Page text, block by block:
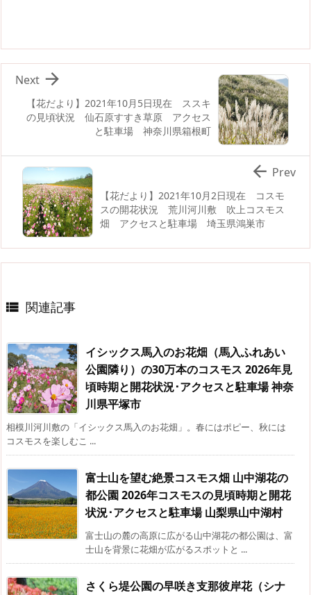
【花だより】2021年10月5日現在 ススキ
の見頃状況 仙石原すすき草原 アクセス
と駐車場 神奈川県箱根町

Next
【花だより】2021年10月2日現在 コスモ
スの開花状況 荒川河川敷 吹上コスモス
畑 アクセスと駐車場 埼玉県鴻巣市
 Prev
 関連記事
イシックス馬入のお花畑（馬入ふれあい
公園隣り）の30万本のコスモス 2026年見
頃時期と開花状況･アクセスと駐車場 神奈
川県平塚市
相模川河川敷の「イシックス馬入のお花畑」。春にはポピー、秋には
コスモスを楽しむこ ...
富士山を望む絶景コスモス畑 山中湖花の
都公園 2026年コスモスの見頃時期と開花
状況･アクセスと駐車場 山梨県山中湖村
富士山の麓の高原に広がる山中湖花の都公園は、富
士山を背景に花畑が広がるスポットと ...
さくら堤公園の早咲き支那彼岸花（シナ